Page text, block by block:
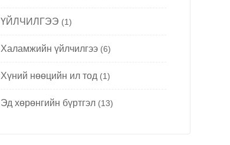
ҮЙЛЧИЛГЭЭ (1)
Халамжийн үйлчилгээ(6)
Хүний нөөцийн ил тод (1)
Эд хөрөнгийн бүртгэл(13)